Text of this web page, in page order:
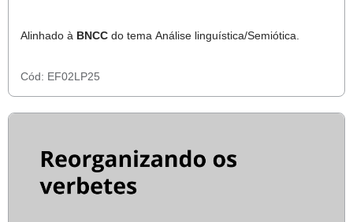
Alinhado à BNCC do tema Análise linguística/Semiótica.
Cód: EF02LP25